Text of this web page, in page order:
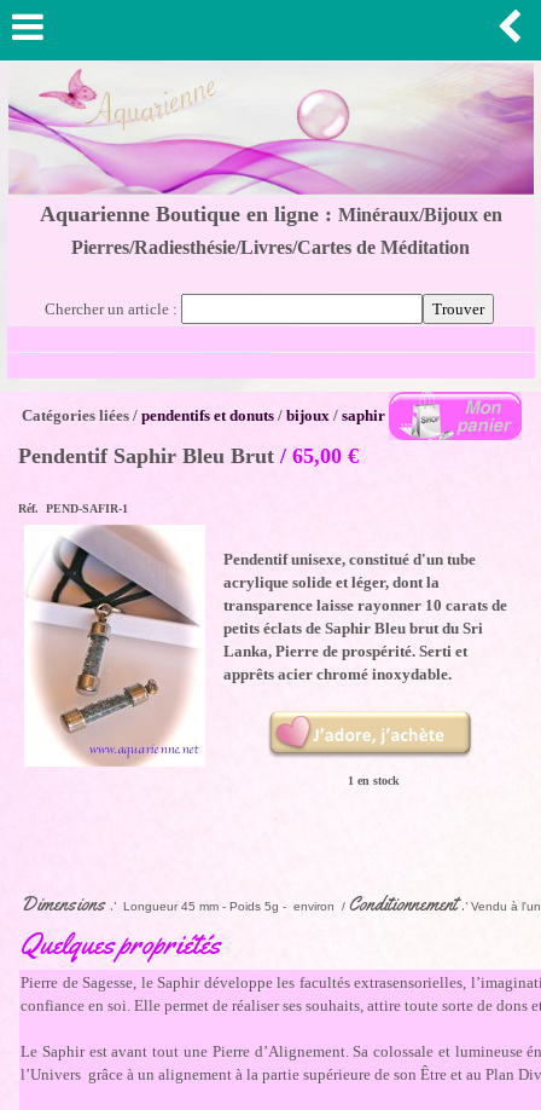
Aquarienne Boutique en ligne : Minéraux/Bijoux en
Pierres/Radiesthésie/Livres/Cartes de Méditation
Chercher un article :
Catégories liées / pendentifs et donuts/ bijoux/ saphir
Pendentif Saphir Bleu Brut / 65,00 €
Réf. PEND-SAFIR-1
Pendentif unisexe, constitué d'un tube
acrylique solide et léger, dont la
transparence laisse rayonner 10 carats de
petits éclats de Saphir Bleu brut du Sri
Lanka, Pierre de prospérité. Serti et
apprêts acier chromé inoxydable.
1 en stock
Dimensions : Longueur 45 mm - Poids 5g - environ / Conditionnement : Vendu à
Quelques propriétés
Pierre de Sagesse, le Saphir développe les facultés extrasensorielles,
confiance en soi. Elle permet de réaliser ses souhaits, attire toute sorte de dons
Le Saphir est avant tout une Pierre d’Alignement. Sa colossale et lumineuse
l’Univers grâce à un alignement à la partie supérieure de son Être et au Plan